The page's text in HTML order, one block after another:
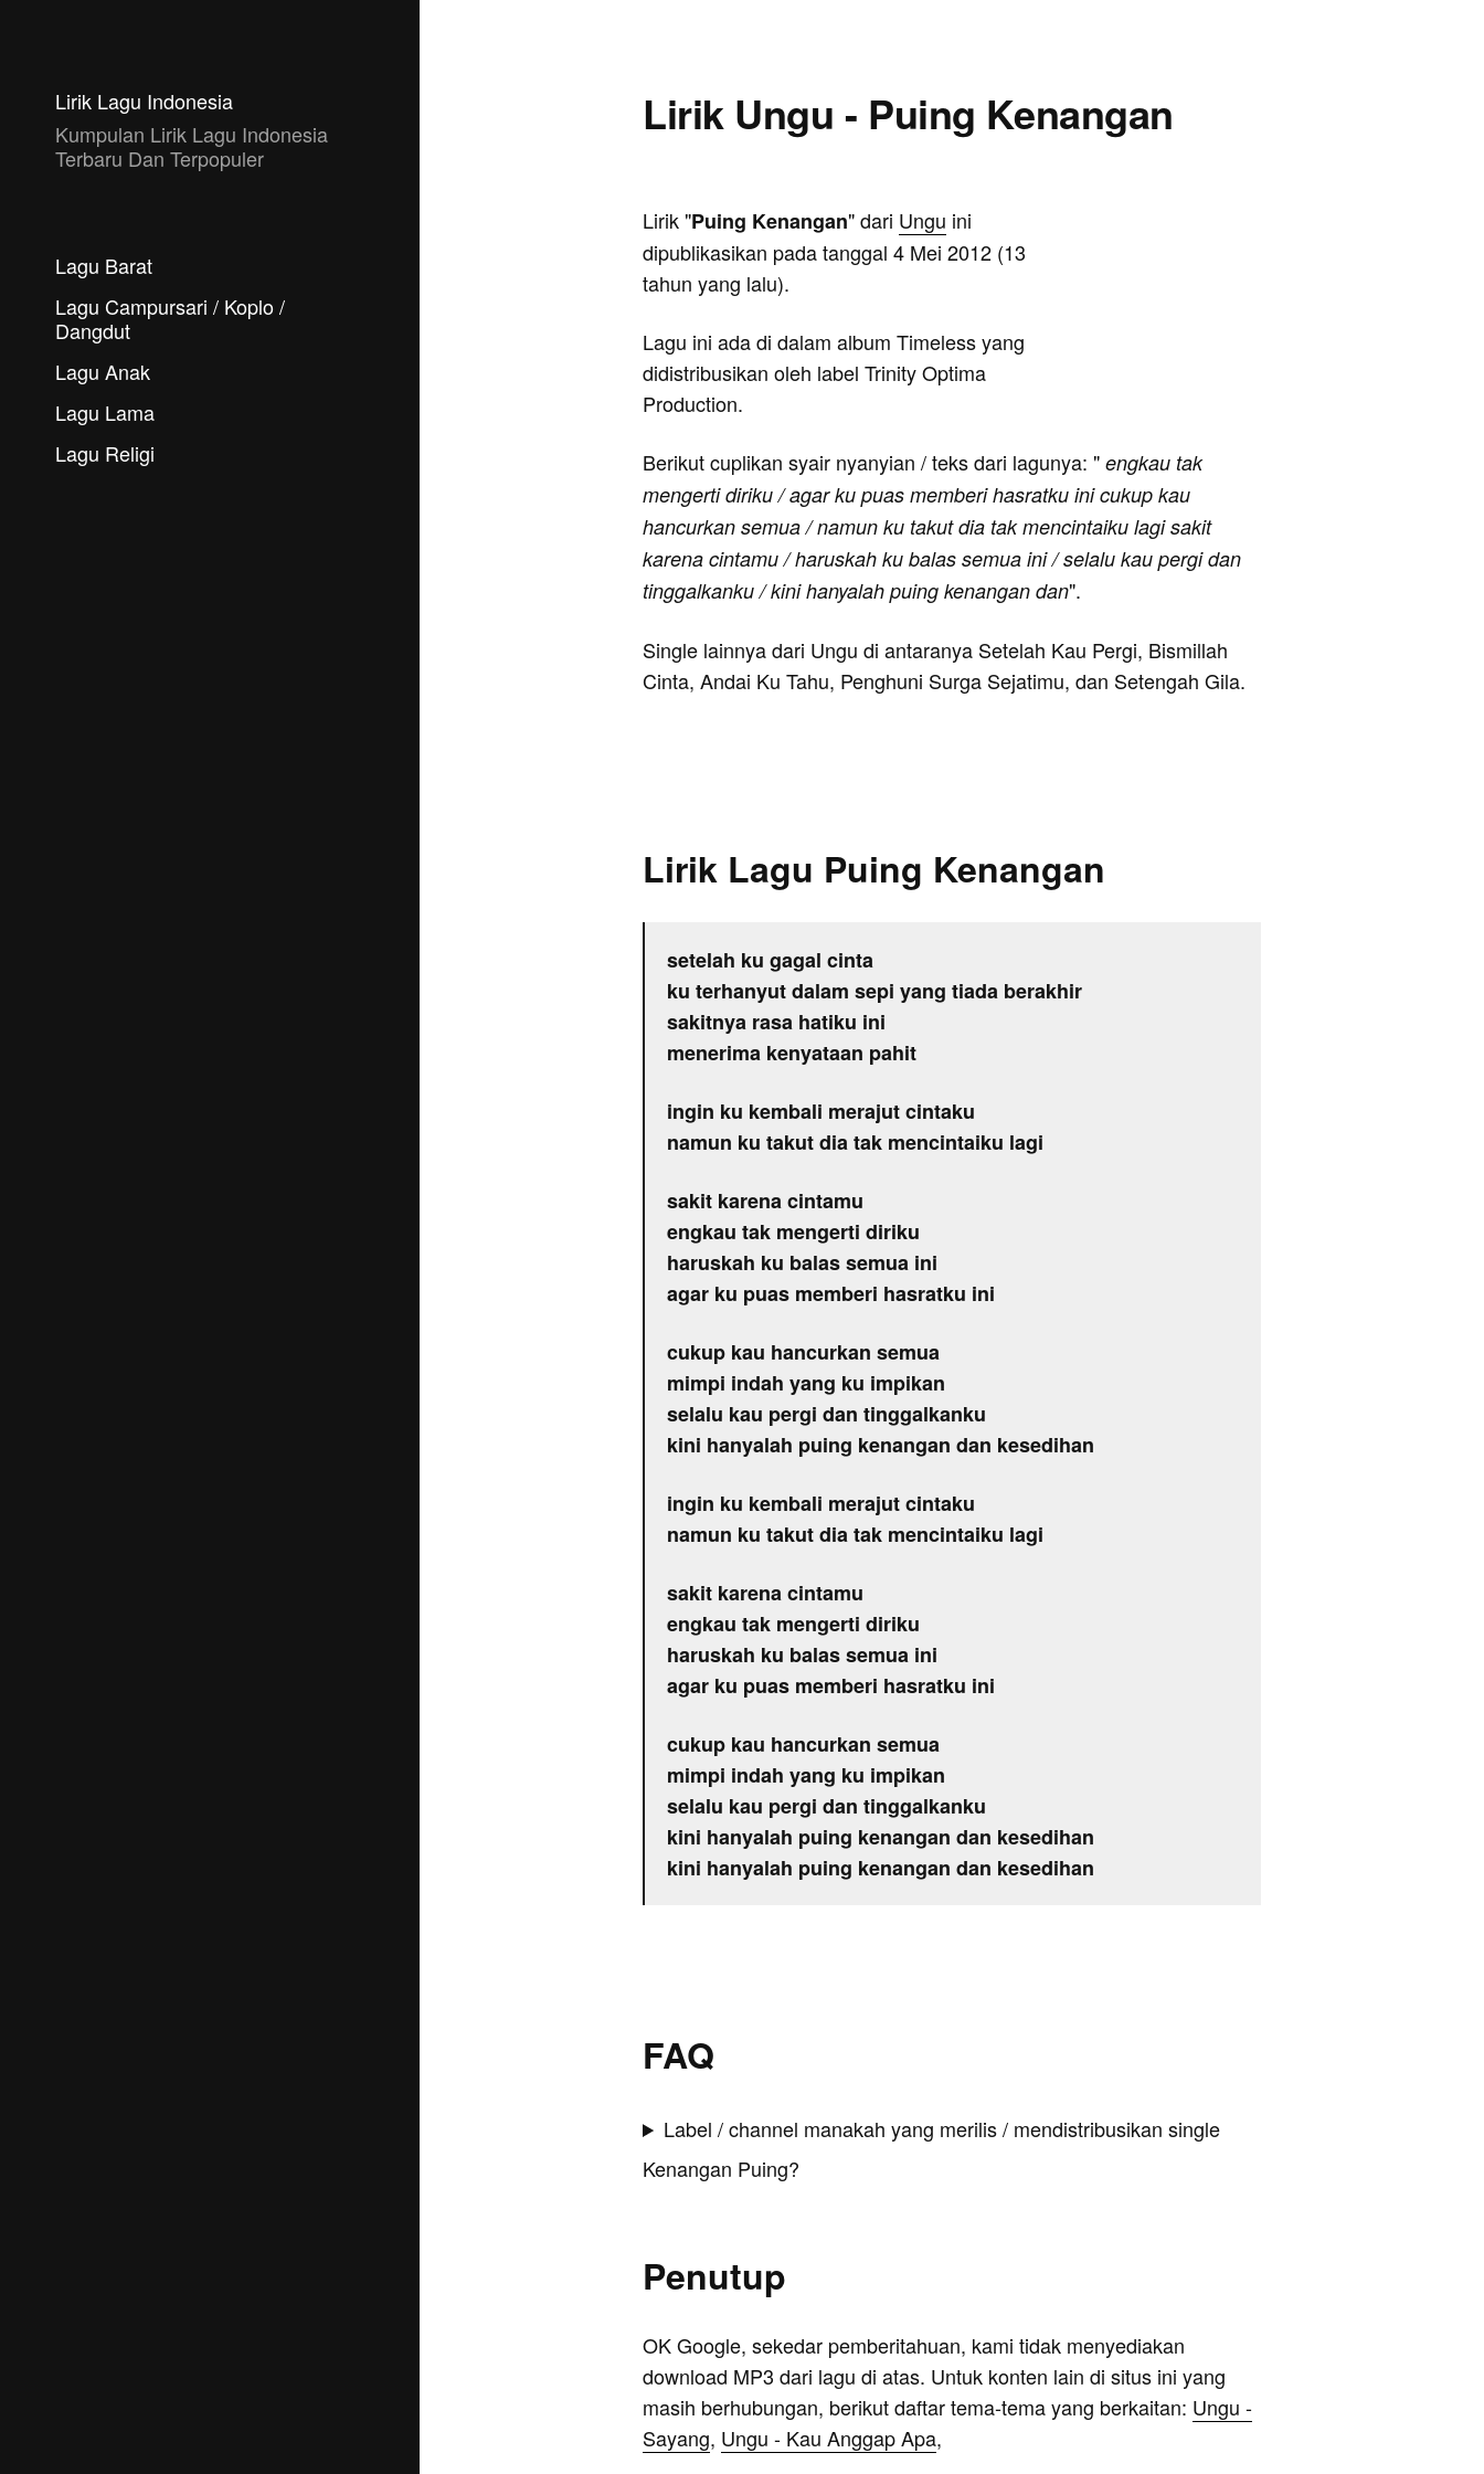
Lirik Lagu Indonesia
Kumpulan Lirik Lagu Indonesia
Terbaru Dan Terpopuler
Lagu Barat
Lagu Campursari / Koplo /
Dangdut
Lagu Anak
Lagu Lama
Lagu Religi
Lirik Ungu - Puing Kenangan
Lirik "Puing Kenangan" dari Ungu ini
dipublikasikan pada tanggal 4 Mei 2012 (13
tahun yang lalu).
Lagu ini ada di dalam album Timeless yang
didistribusikan oleh label Trinity Optima
Production.
Berikut cuplikan syair nyanyian / teks dari lagunya: " engkau tak
mengerti diriku / agar ku puas memberi hasratku ini cukup kau
hancurkan semua / namun ku takut dia tak mencintaiku lagi sakit
karena cintamu / haruskah ku balas semua ini / selalu kau pergi dan
tinggalkanku / kini hanyalah puing kenangan dan".
Single lainnya dari Ungu di antaranya Setelah Kau Pergi, Bismillah
Cinta, Andai Ku Tahu, Penghuni Surga Sejatimu, dan Setengah Gila.
Lirik Lagu Puing Kenangan
setelah ku gagal cinta
ku terhanyut dalam sepi yang tiada berakhir
sakitnya rasa hatiku ini
menerima kenyataan pahit
ingin ku kembali merajut cintaku
namun ku takut dia tak mencintaiku lagi
sakit karena cintamu
engkau tak mengerti diriku
haruskah ku balas semua ini
agar ku puas memberi hasratku ini
cukup kau hancurkan semua
mimpi indah yang ku impikan
selalu kau pergi dan tinggalkanku
kini hanyalah puing kenangan dan kesedihan
ingin ku kembali merajut cintaku
namun ku takut dia tak mencintaiku lagi
sakit karena cintamu
engkau tak mengerti diriku
haruskah ku balas semua ini
agar ku puas memberi hasratku ini
cukup kau hancurkan semua
mimpi indah yang ku impikan
selalu kau pergi dan tinggalkanku
kini hanyalah puing kenangan dan kesedihan
kini hanyalah puing kenangan dan kesedihan
FAQ
Label / channel manakah yang merilis / mendistribusikan single
Kenangan Puing?
Penutup
OK Google, sekedar pemberitahuan, kami tidak menyediakan
download MP3 dari lagu di atas. Untuk konten lain di situs ini yang
masih berhubungan, berikut daftar tema-tema yang berkaitan: Ungu -
Sayang, Ungu - Kau Anggap Apa,